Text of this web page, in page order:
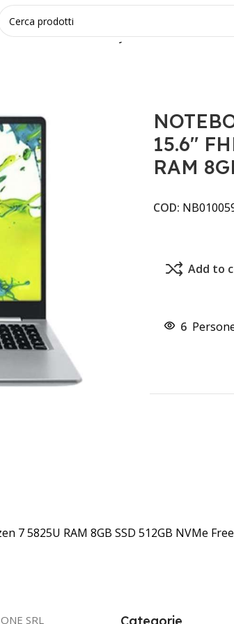
15.6" FHD IPS AMD Ryzen 7 5825U RAM
15.6"
RAM
COD:
Add to
6
7 5825U RAM 8GB SSD 512GB NVMe
SRL Categorie